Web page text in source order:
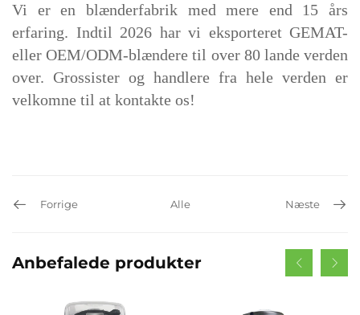
Vi er en blænderfabrik med mere end 15 års
erfaring. Indtil 2026 har vi eksporteret GEMAT-
eller OEM/ODM-blændere til over 80 lande verden
over. Grossister og handlere fra hele verden er
velkomne til at kontakte os!
Forrige Alle Næste
Anbefalede produkter